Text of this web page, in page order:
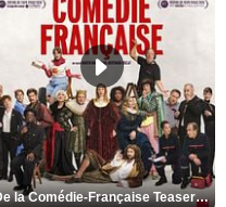
De la Comédie-Française Teaser VF